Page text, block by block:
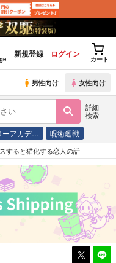
新規登録 ログイン
カート
男性向け 女性向け
詳細
検索
ーアカデ… 呪術廻戦
すると猫化する恋人の話